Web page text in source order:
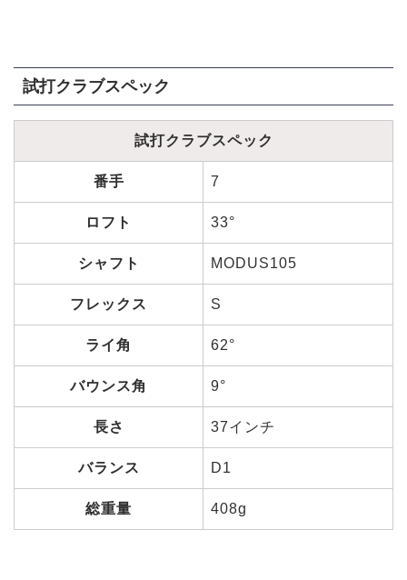
試打クラブスペック
試打クラブスペック
番手 7
ロフト 33°
シャフト MODUS105
フレックス S
ライ角 62°
バウンス角 9°
長さ 37インチ
バランス D1
総重量 408g